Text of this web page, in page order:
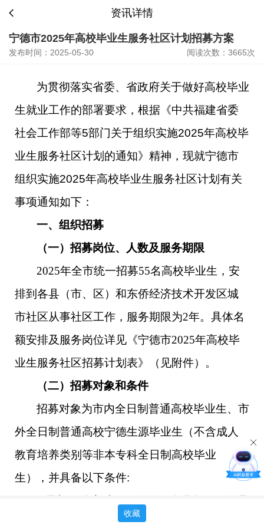
资讯详情
宁德市2025年高校毕业生服务社区计划招募方案
发布时间：2025-05-30 阅读次数：3665次
为贯彻落实省委、省政府关于做好高校毕业
生就业工作的部署要求，根据《中共福建省委
社会工作部等5部门关于组织实施2025年高校毕
业生服务社区计划的通知》精神，现就宁德市
组织实施2025年高校毕业生服务社区计划有关
事项通知如下：
一、组织招募
（一）招募岗位、人数及服务期限
2025年全市统一招募55名高校毕业生，安
排到各县（市、区）和东侨经济技术开发区城
市社区从事社区工作，服务期限为2年。具体名
额安排及服务岗位详见《宁德市2025年高校毕
业生服务社区招募计划表》（见附件）。
（二）招募对象和条件
招募对象为市内全日制普通高校毕业生、市
外全日制普通高校宁德生源毕业生（不含成人
教育培养类别等非本专科全日制高校毕业
生），并具备以下条件:
想、有本领、有担当；服从分配，志愿到社区
收藏